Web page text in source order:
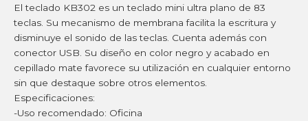
El teclado KB302 es un teclado mini ultra plano de 83
teclas. Su mecanismo de membrana facilita la escritura y
disminuye el sonido de las teclas. Cuenta además con
conector USB. Su diseño en color negro y acabado en
cepillado mate favorece su utilización en cualquier entorno
sin que destaque sobre otros elementos.
Especificaciones:
-Uso recomendado: Oficina